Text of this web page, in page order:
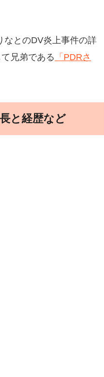
なとのDV炎上事件の詳
兄弟である
「PDRさ
と経歴など